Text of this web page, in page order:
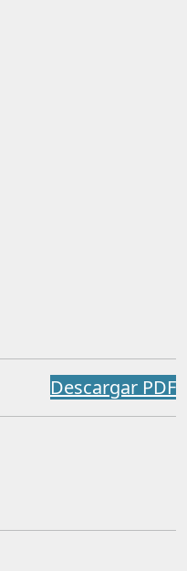
Descargar PDF